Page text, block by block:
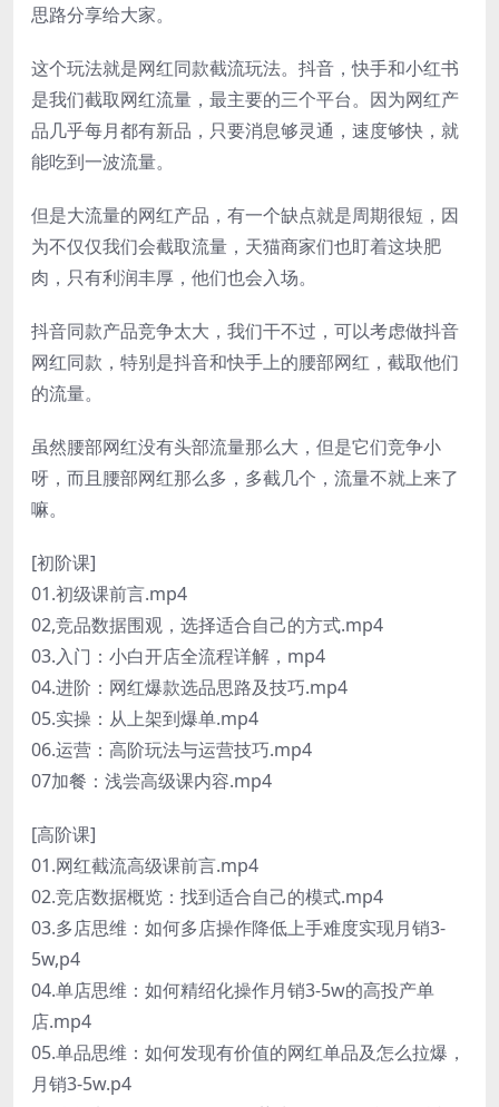
思路分享给大家。
这个玩法就是网红同款截流玩法。抖音，快手和小红书
是我们截取网红流量，最主要的三个平台。因为网红产
品几乎每月都有新品，只要消息够灵通，速度够快，就
能吃到一波流量。
但是大流量的网红产品，有一个缺点就是周期很短，因
为不仅仅我们会截取流量，天猫商家们也盯着这块肥
肉，只有利润丰厚，他们也会入场。
抖音同款产品竞争太大，我们干不过，可以考虑做抖音
网红同款，特别是抖音和快手上的腰部网红，截取他们
的流量。
虽然腰部网红没有头部流量那么大，但是它们竞争小
呀，而且腰部网红那么多，多截几个，流量不就上来了
嘛。
[初阶课]
01.初级课前言.mp4
02,竞品数据围观，选择适合自己的方式.mp4
03.入门：小白开店全流程详解，mp4
04.进阶：网红爆款选品思路及技巧.mp4
05.实操：从上架到爆单.mp4
06.运营：高阶玩法与运营技巧.mp4
07加餐：浅尝高级课内容.mp4
[高阶课]
01.网红截流高级课前言.mp4
02.竞店数据概览：找到适合自己的模式.mp4
03.多店思维：如何多店操作降低上手难度实现月销3-
5w,p4
04.单店思维：如何精绍化操作月销3-5w的高投产单
店.mp4
05.单品思维：如何发现有价值的网红单品及怎么拉爆，
月销3-5w.p4